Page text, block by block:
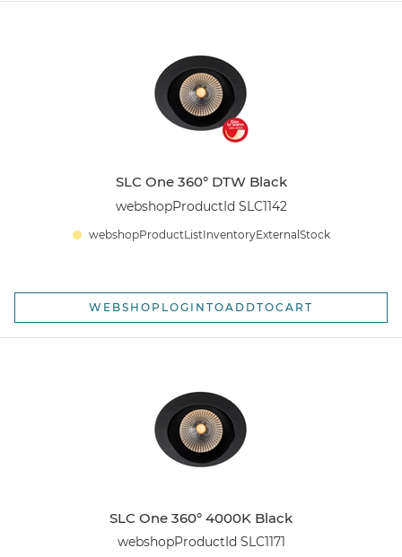
SLC One 360° DTW Black
webshopProductId SLC1142
webshopProductListInventoryExternalStock
WEBSHOPLOGINTOADDTOCART
SLC One 360° 4000K Black
webshopProductId SLC1171